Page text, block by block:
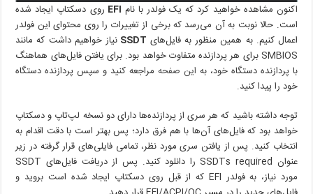
اکنون مشاهده خواهید کرد که یک فولدر با نام EFI روی دسکتاپ ایجاد شده
است. حالا نوبت به آن می‌رسد که برخی از تغییرات را روی محتوای این فولدر
اعمال کنیم. به همین منظور به فایل‌های SSDT نیاز خواهیم داشت که مانند
SMBIOS برای هر پردازنده متفاوت خواهد بود. برای یافتن فایل‌های هماهنگ
با پردازنده دستگاه خود، به این صفحهمراجعه کنید و سپس پردازنده دستگاه
خود را پیدا کنید.
توجه داشته باشید که هر سری از پردازنده‌ها دارای دو نسخه لپ‌تاپ و دسکتاپ
خواهد بود که فایل‌های آن‌ها با هم فرق دارد؛ پس بهتر است با دقت اقدام به
انتخاب کنید. پس از یافتن سری مورد نظر، تمامی فایلی‌های قرار گرفته در زیر
عنوان SSDTs required را دانلود کنید. پس از دریافت فایل‌های SSDT
مورد نیاز، به فولدر EFI که از قبل روی دسکتاپ ایجاد شده است بروید و